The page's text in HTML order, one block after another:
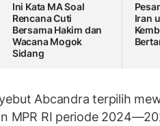
Ini Kata MA Soal
Rencana Cuti
Bersama Hakim dan
Wacana Mogok
Sidang
Iran
Abcandra terpilih
MPR RI periode